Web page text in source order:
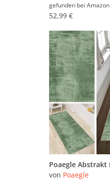
gefunden bei Amazon
52,99 €
von Poaegle